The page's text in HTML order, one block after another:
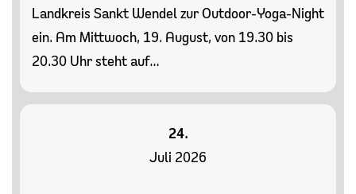
Landkreis Sankt Wendel zur Outdoor-Yoga-Night
ein. Am Mittwoch, 19. August, von 19.30 bis
20.30 Uhr steht auf…
24.
Juli 2026